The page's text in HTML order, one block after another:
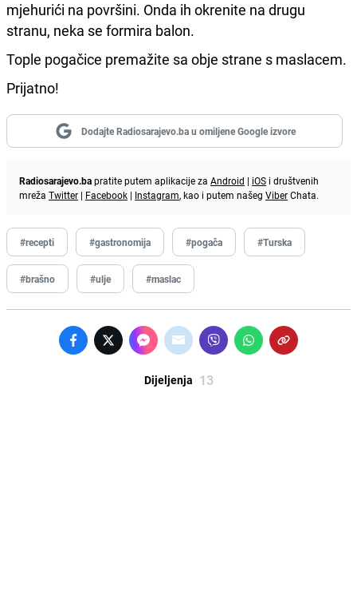
mjehurići na površini. Onda ih okrenite na drugu
stranu, neka se formira balon.
Tople pogačice premažite sa obje strane s maslacem.
Prijatno!
Dodajte Radiosarajevo.ba u omiljene Google izvore
Radiosarajevo.bapratite putem aplikacije za Android | iOS i društvenih
mreža Twitter | Facebook | Instagram, kao i putem našeg ViberChata.
#recepti #gastronomija #pogača #Turska
#brašno #ulje #maslac
Dijeljenja 13